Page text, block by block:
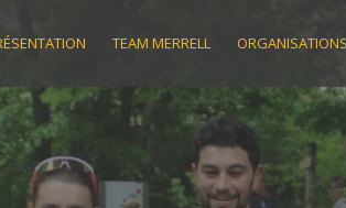
TEAM MERRELL ORGANISATIONS